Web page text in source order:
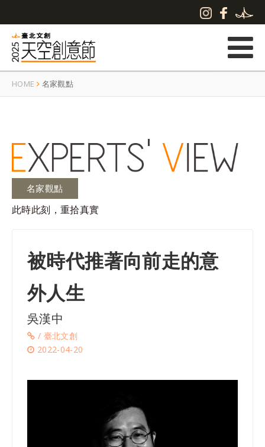
HOME 名家觀點
名家觀點
此時此刻，重拾真實
被時代推著向前走的意
外人生
吳漢中
/ 臺北文創
2022-04-20